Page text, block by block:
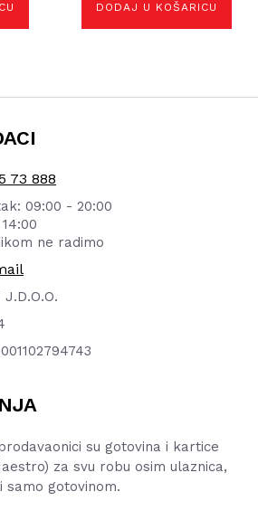
DODAJ U KOŠARICU
73 888
09:00 - 20:00
ne radimo
J.D.O.O.
su gotovina i kartice
za svu robu osim ulaznica,
samo gotovinom.